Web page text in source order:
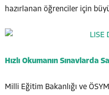
hazırlanan öğrenciler için
Hızlı Okumanın Sınavlarda
Milli Eğitim Bakanlığı ve